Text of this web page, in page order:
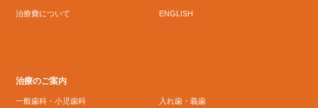
治療費について ENGLISH
治療のご案内
一般歯科・小児歯科 入れ歯・義歯